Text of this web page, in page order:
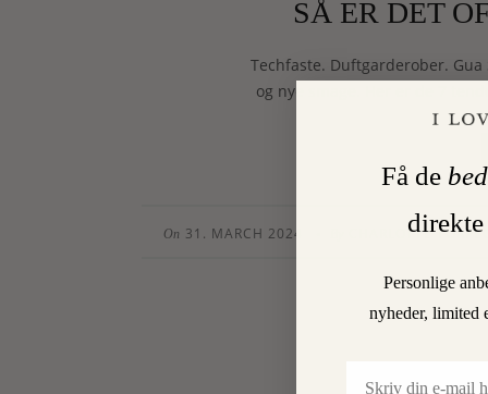
SÅ ER DET
Techfaste. Duftgarderober.
og nye smage. Her er de 7
On 31. MARCH 2024 CHARLOTTE
Få de
Personlige
nyheder, limited